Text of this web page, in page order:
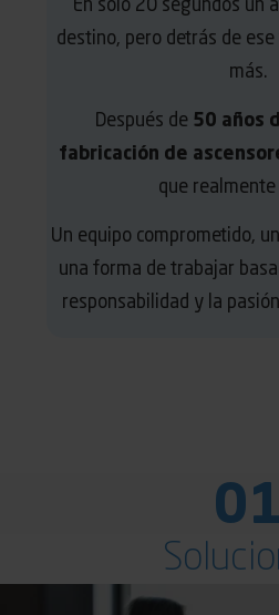
En solo 20 segundos un
destino, pero detrás de
más.
Después de 50 años
fabricación de
que realmente
Un equipo comprometido,
una forma de trabajar
responsabilidad y la
01